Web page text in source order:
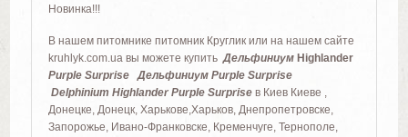
Новинка!!!
В нашем питомнике питомник Круглик или на нашем сайте
kruhlyk.com.ua вы можете купить ДельфиниумHighlander
Purple Surprise Дельфиниум Purple Surprise
Delphinium Highlander Purple Surpriseв Киев Киеве ,
Донецке, Донецк, Харькове,Харьков, Днепропетровске,
Запорожье, Ивано-Франковске, Кременчуге, Тернополе,